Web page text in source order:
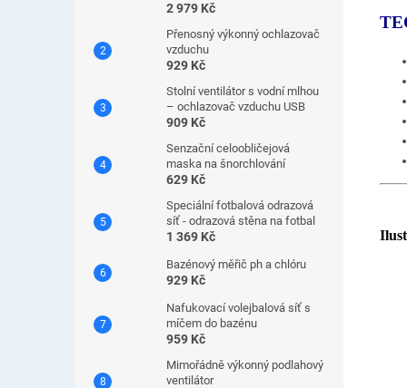
2 979 Kč
Přenosný výkonný ochlazovač
vzduchu
929 Kč
Stolní ventilátor s vodní mlhou
– ochlazovač vzduchu USB
909 Kč
Senzační celoobličejová
maska ​​na šnorchlování
629 Kč
Speciální fotbalová odrazová
síť - odrazová stěna na fotbal
1 369 Kč
Bazénový měřič ph a chlóru
929 Kč
Nafukovací volejbalová síť s
míčem do bazénu
959 Kč
Mimořádně výkonný podlahový
ventilátor